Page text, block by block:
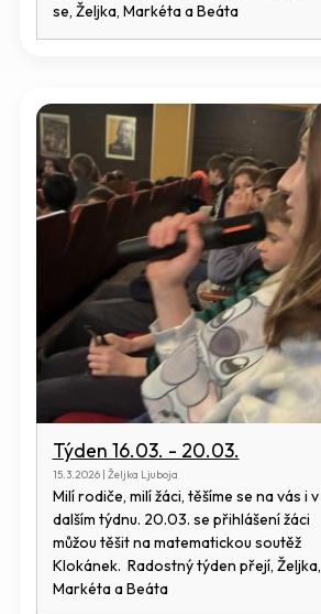
se, Željka, Markéta a Beáta
Týden 16.03. - 20.03.
15.3.2026 | Željka Ljuboja
Milí rodiče, milí žáci, těšíme se na vás i v
dalším týdnu. 20.03. se přihlášení žáci
můžou těšit na matematickou soutěž
Klokánek. Radostný týden přejí, Željka,
Markéta a Beáta